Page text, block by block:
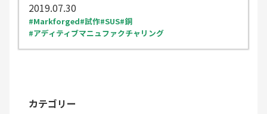
2019.07.30
Markforged 試作 SUS 銅
アディティブマニュファクチャリング
カテゴリー